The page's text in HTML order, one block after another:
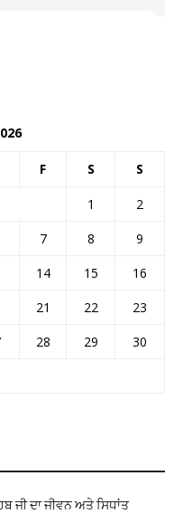
F S S
1
2
7 8
9
14 15
16
21 22
23
28 29
30
ਜੀ ਦਾ ਜੀਵਨ ਅਤੇ ਸਿਧਾਂਤ